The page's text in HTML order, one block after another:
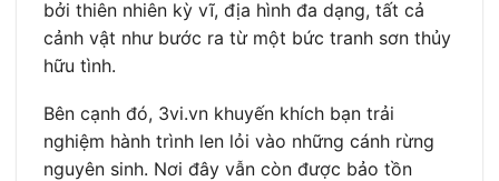
bởi thiên nhiên kỳ vĩ, địa hình đa dạng, tất cả
cảnh vật như bước ra từ một bức tranh sơn thủy
hữu tình.
Bên cạnh đó, 3vi.vn khuyến khích bạn trải
nghiệm hành trình len lỏi vào những cánh rừng
nguyên sinh. Nơi đây vẫn còn được bảo tồn